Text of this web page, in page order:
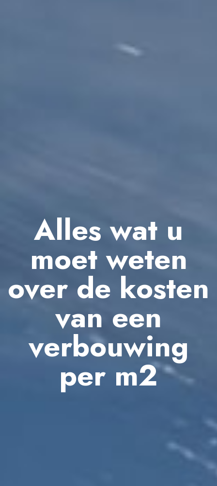
Alles wat u
moet weten
over de kosten
van een
verbouwing
per m2